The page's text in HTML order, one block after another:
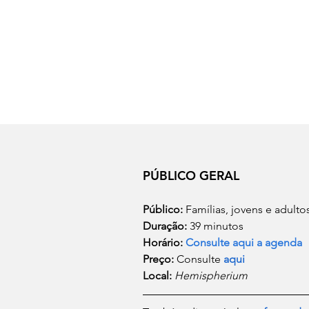
PÚBLICO GERAL
Público: Famílias, jovens e
Duração: 39 minutos
Horário: Consulte aqui a agenda
Preço: Consulte aqui
Local: Hemispherium